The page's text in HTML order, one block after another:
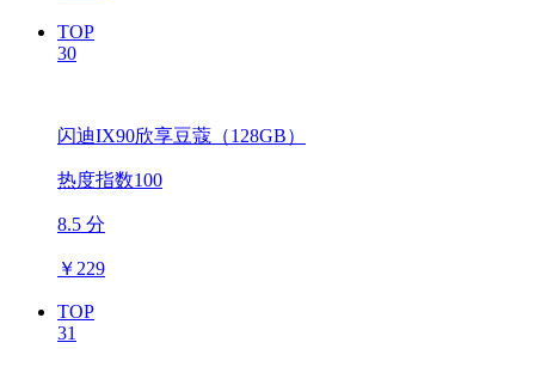
TOP
30
闪迪IX90欣享豆蔻（128GB）
热度指数100
8.5 分
￥ 229
TOP
31